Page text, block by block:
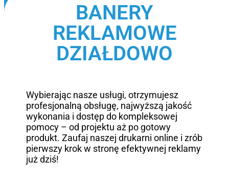
BANERY
REKLAMOWE
DZIAŁDOWO
Wybierając nasze usługi, otrzymujesz
profesjonalną obsługę, najwyższą jakość
wykonania i dostęp do kompleksowej
pomocy – od projektu aż po gotowy
produkt. Zaufaj naszej drukarni online i zrób
pierwszy krok w stronę efektywnej reklamy
już dziś!